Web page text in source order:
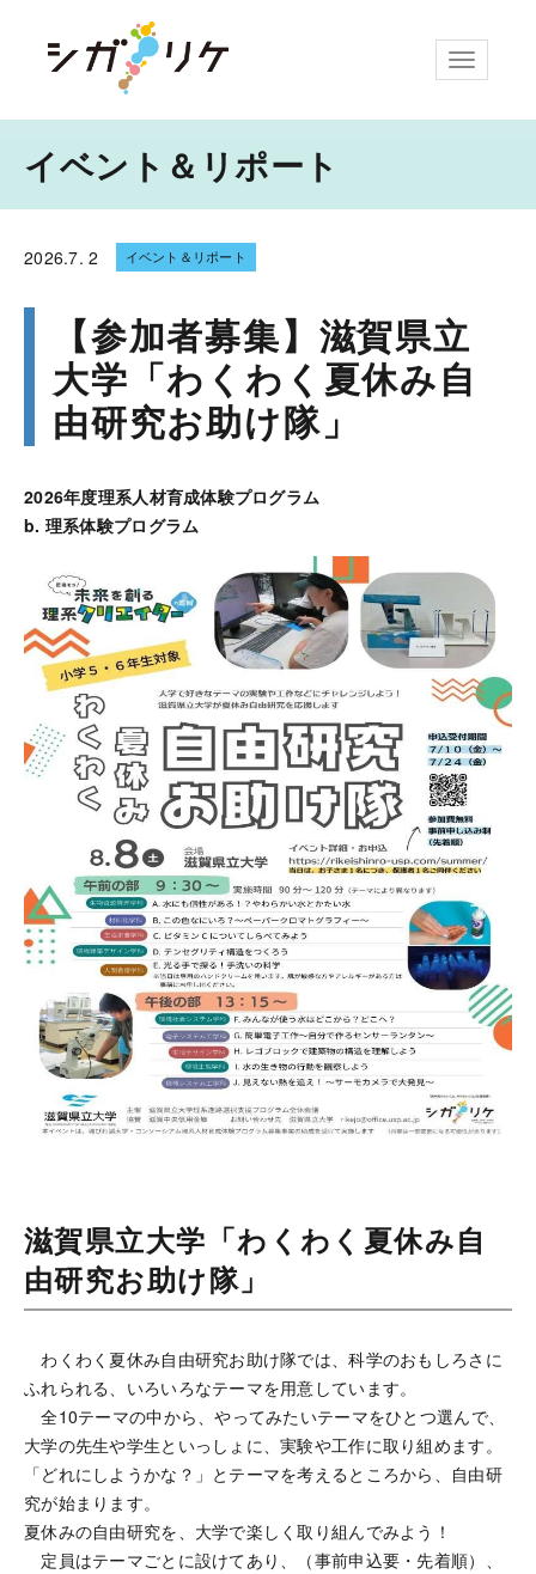
ナビゲー
イベント＆リポート
2026.7. 2 イベント＆リポート
【参加者募集】滋賀県立
大学「わくわく夏休み自
由研究お助け隊」
2026年度理系人材育成体験プログラム
b. 理系体験プログラム
滋賀県立大学「わくわく夏休み自
由研究お助け隊」
わくわく夏休み自由研究お助け隊では、科学のおもしろさに
ふれられる、いろいろなテーマを用意しています。
全10テーマの中から、やってみたいテーマをひとつ選んで、
大学の先生や学生といっしょに、実験や工作に取り組めます。
「どれにしようかな？」とテーマを考えるところから、自由研
究が始まります。
夏休みの自由研究を、大学で楽しく取り組んでみよう！
定員はテーマごとに設けてあり、（事前申込要・先着順）、